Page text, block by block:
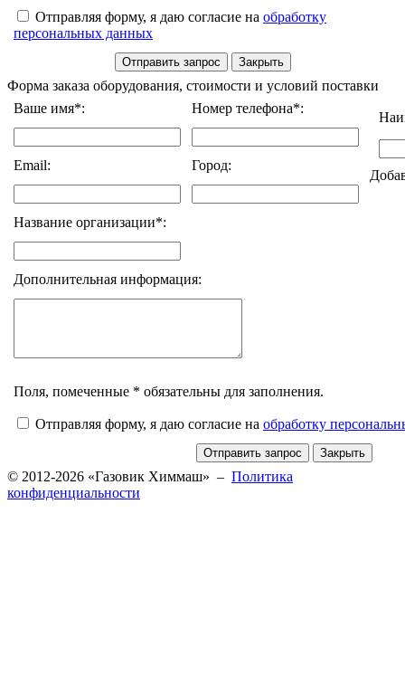
Отправляя форму, я даю согласие на обработку
персональных данных
Форма заказа оборудования, стоимости и условий поставки
Ваше имя*:
Номер телефона*:
Email: Город:
Название организации*:
Дополнительная информация:
Поля, помеченные * обязательны для заполнения.
Отправляя форму, я даю согласие на обработку
© 2012-2026 «Газовик Химмаш» – Политика
конфиденциальности